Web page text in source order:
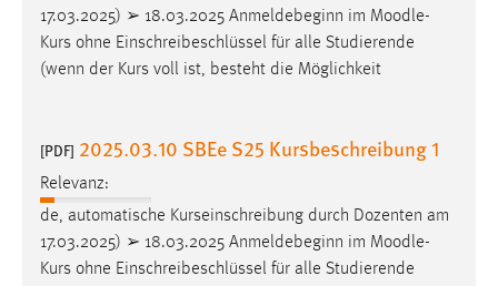
17.03.2025) ➢ 18.03.2025 Anmeldebeginn im Moodle-
Kurs ohne Einschreibeschlüssel für alle Studierende
(wenn der Kurs voll ist, besteht die Möglichkeit
[PDF] 2025.03.10 SBEe S25 Kursbeschreibung 1
Relevanz:
de, automatische Kurseinschreibung durch Dozenten am
17.03.2025) ➢ 18.03.2025 Anmeldebeginn im Moodle-
Kurs ohne Einschreibeschlüssel für alle Studierende